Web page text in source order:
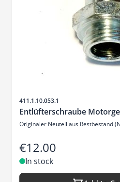
Sku
411.1.10.053.1
Entlüfterschraube
Originaler Neuteil aus Restbestand
€12.00
In stock